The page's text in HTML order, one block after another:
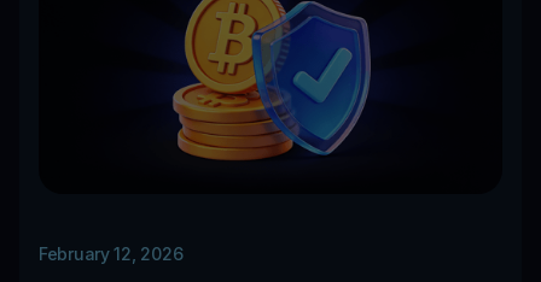
February 12, 2026